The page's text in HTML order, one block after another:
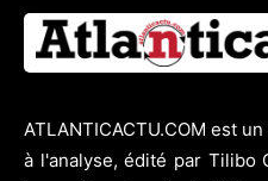
ATLANTICACTU.COM est
à l'analyse, édité par Tilibo